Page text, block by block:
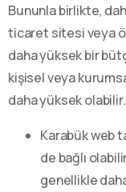
Bununla birlikte,
ticaret sitesi veya
daha yüksek bir
kişisel veya
daha yüksek olabilir.
Karabük web
de bağlı
genellikle